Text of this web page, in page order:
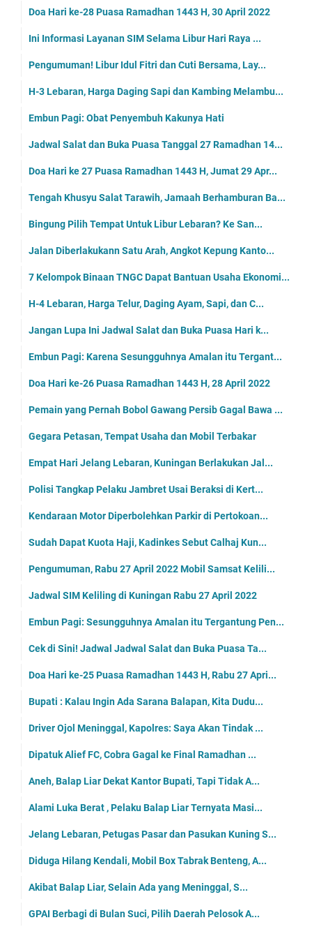
Doa Hari ke-28 Puasa Ramadhan 1443 H, 30 April 2022
Ini Informasi Layanan SIM Selama Libur Hari Raya ...
Pengumuman! Libur Idul Fitri dan Cuti Bersama, Lay...
H-3 Lebaran, Harga Daging Sapi dan Kambing Melambu...
Embun Pagi: Obat Penyembuh Kakunya Hati
Jadwal Salat dan Buka Puasa Tanggal 27 Ramadhan 14...
Doa Hari ke 27 Puasa Ramadhan 1443 H, Jumat 29 Apr...
Tengah Khusyu Salat Tarawih, Jamaah Berhamburan Ba...
Bingung Pilih Tempat Untuk Libur Lebaran? Ke San...
Jalan Diberlakukann Satu Arah, Angkot Kepung Kanto...
7 Kelompok Binaan TNGC Dapat Bantuan Usaha Ekonomi...
H-4 Lebaran, Harga Telur, Daging Ayam, Sapi, dan C...
Jangan Lupa Ini Jadwal Salat dan Buka Puasa Hari k...
Embun Pagi: Karena Sesungguhnya Amalan itu Tergant...
Doa Hari ke-26 Puasa Ramadhan 1443 H, 28 April 2022
Pemain yang Pernah Bobol Gawang Persib Gagal Bawa ...
Gegara Petasan, Tempat Usaha dan Mobil Terbakar
Empat Hari Jelang Lebaran, Kuningan Berlakukan Jal...
Polisi Tangkap Pelaku Jambret Usai Beraksi di Kert...
Kendaraan Motor Diperbolehkan Parkir di Pertokoan...
Sudah Dapat Kuota Haji, Kadinkes Sebut Calhaj Kun...
Pengumuman, Rabu 27 April 2022 Mobil Samsat Kelili...
Jadwal SIM Keliling di Kuningan Rabu 27 April 2022
Embun Pagi: Sesungguhnya Amalan itu Tergantung Pen...
Cek di Sini! Jadwal Jadwal Salat dan Buka Puasa Ta...
Doa Hari ke-25 Puasa Ramadhan 1443 H, Rabu 27 Apri...
Bupati : Kalau Ingin Ada Sarana Balapan, Kita Dudu...
Driver Ojol Meninggal, Kapolres: Saya Akan Tindak ...
Dipatuk Alief FC, Cobra Gagal ke Final Ramadhan ...
Aneh, Balap Liar Dekat Kantor Bupati, Tapi Tidak A...
Alami Luka Berat , Pelaku Balap Liar Ternyata Masi...
Jelang Lebaran, Petugas Pasar dan Pasukan Kuning S...
Diduga Hilang Kendali, Mobil Box Tabrak Benteng, A...
Akibat Balap Liar, Selain Ada yang Meninggal, S...
GPAI Berbagi di Bulan Suci, Pilih Daerah Pelosok A...